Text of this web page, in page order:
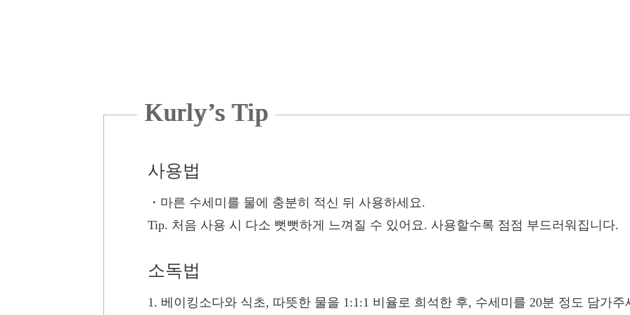
Kurly’s Tip
사용법
・ 마른 수세미를 물에 충분히 적신 뒤 사용하세요.
Tip. 처음 사용 시 다소 뻣뻣하게 느껴질 수 있어요. 사용할수록 점점 부드러워집니다.
소독법
1. 베이킹소다와 식초, 따뜻한 물을 1:1:1 비율로 희석한 후, 수세미를 20분 정도 담가주